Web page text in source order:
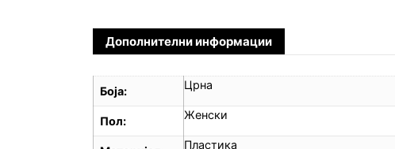
Дополнителни информации
Боја Црна
Пол Женски
Пластика